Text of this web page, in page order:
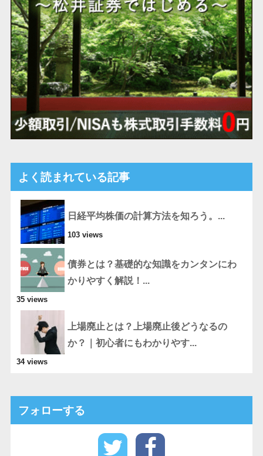
よく読まれている記事
日経平均株価の計算方法を知ろう。...
103 views
債券とは？基礎的な知識をカンタンにわ
かりやすく解説！...
35 views
上場廃止とは？上場廃止後どうなるの
か？｜初心者にもわかりやす...
34 views
フォローする